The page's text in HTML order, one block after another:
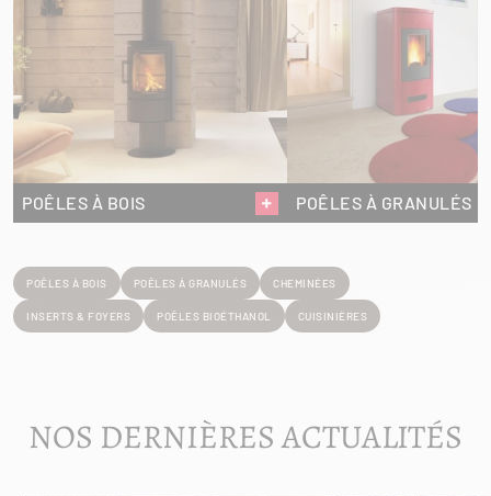
POÊLES À BOIS POÊLES À GRANULÉS
POÊLES À BOIS POÊLES À GRANULÉS CHEMINÉES
INSERTS & FOYERS POÊLES BIOÉTHANOL CUISINIÈRES
NOS DERNIÈRES ACTUALITÉS